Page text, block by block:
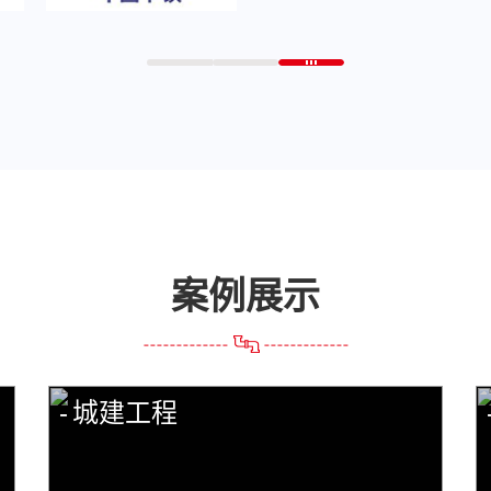
案例展示
城建工程